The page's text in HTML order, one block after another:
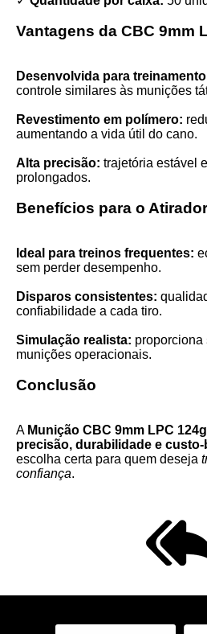
Vantagens da CBC 9mm
Desenvolvida para
controle similares às munições
Revestimento em polímero:
aumentando a vida útil do cano.
Alta precisão: trajetória estável
prolongados.
Benefícios para o Atirador
Ideal para treinos frequentes:
sem perder desempenho.
Disparos consistentes:
confiabilidade a cada tiro.
Simulação realista: proporciona
munições operacionais.
Conclusão
A Munição CBC 9mm LPC
precisão, durabilidade e
escolha certa para quem deseja
confiança.